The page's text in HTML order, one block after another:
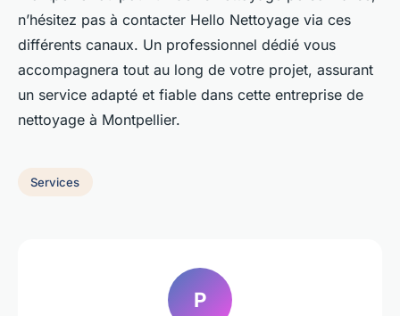
n’hésitez pas à contacter Hello Nettoyage via ces
différents canaux. Un professionnel dédié vous
accompagnera tout au long de votre projet, assurant
un service adapté et fiable dans cette entreprise de
nettoyage à Montpellier.
Services
P